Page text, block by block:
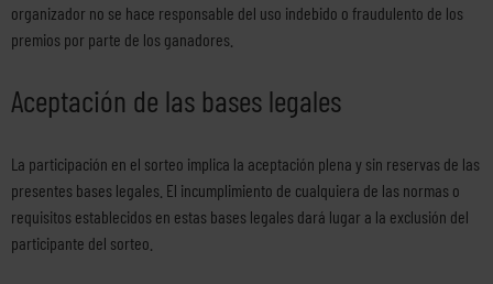
organizador no se hace responsable del uso indebido o fraudulento de los
premios por parte de los ganadores.
Aceptación de las bases legales
La participación en el sorteo implica la aceptación plena y sin reservas de las
presentes bases legales. El incumplimiento de cualquiera de las normas o
requisitos establecidos en estas bases legales dará lugar a la exclusión del
participante del sorteo.